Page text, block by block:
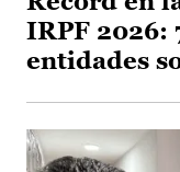
IRPF 2026:
entidades